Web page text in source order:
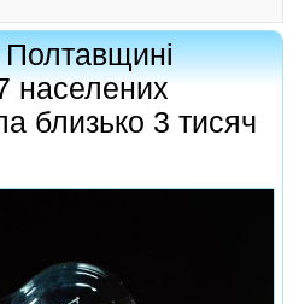
населених
близько 3 тисяч